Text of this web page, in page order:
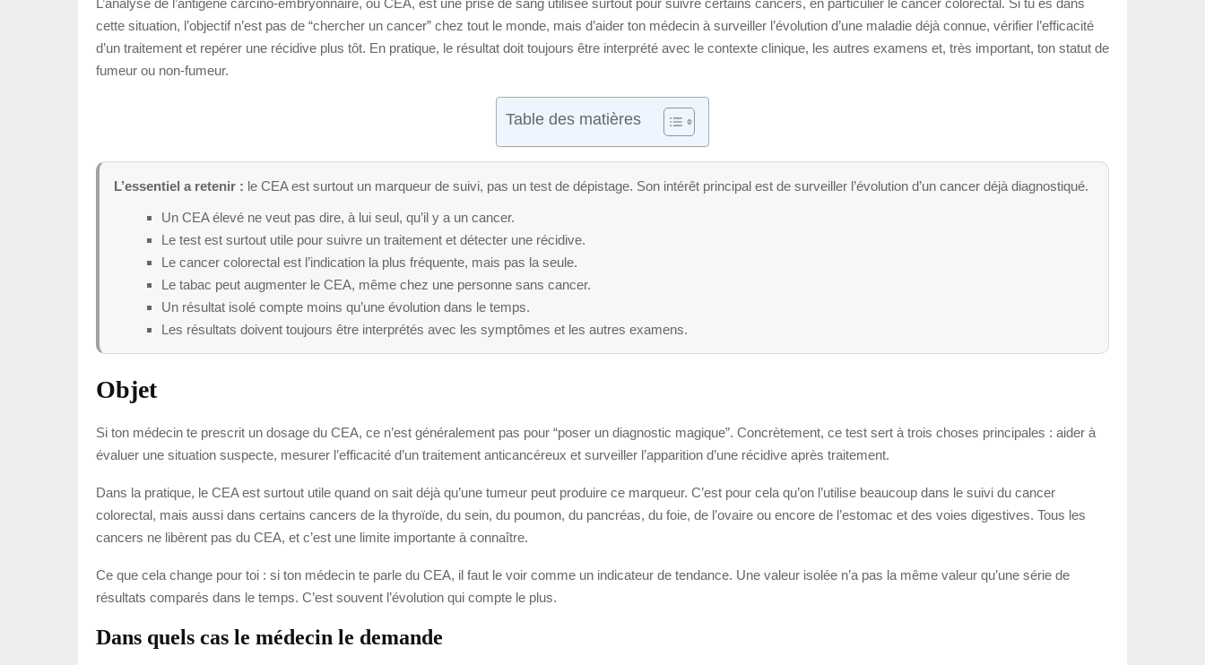
cette situation, l’objectif n’est pas de “chercher un cancer” chez tout le monde, mais d’aider ton médecin à surveiller l’évolution d’une maladie déjà connue, vérifier l’efficacité
d’un traitement et repérer une récidive plus tôt. En pratique, le résultat doit toujours être interprété avec le contexte clinique, les autres examens et, très important, ton statut de
fumeur ou non-fumeur.
Table des matières
L’essentiel a retenir : le CEA est surtout un marqueur de suivi, pas un test de dépistage. Son intérêt principal est de surveiller l’évolution d’un cancer déjà diagnostiqué.
Un CEA élevé ne veut pas dire, à lui seul, qu’il y a un cancer.
Le test est surtout utile pour suivre un traitement et détecter une récidive.
Le cancer colorectal est l’indication la plus fréquente, mais pas la seule.
Le tabac peut augmenter le CEA, même chez une personne sans cancer.
Un résultat isolé compte moins qu’une évolution dans le temps.
Les résultats doivent toujours être interprétés avec les symptômes et les autres examens.
Objet
Si ton médecin te prescrit un dosage du CEA, ce n’est généralement pas pour “poser un diagnostic magique”. Concrètement, ce test sert à trois choses principales : aider à
évaluer une situation suspecte, mesurer l’efficacité d’un traitement anticancéreux et surveiller l’apparition d’une récidive après traitement.
Dans la pratique, le CEA est surtout utile quand on sait déjà qu’une tumeur peut produire ce marqueur. C’est pour cela qu’on l’utilise beaucoup dans le suivi du cancer
colorectal, mais aussi dans certains cancers de la thyroïde, du sein, du poumon, du pancréas, du foie, de l’ovaire ou encore de l’estomac et des voies digestives. Tous les
cancers ne libèrent pas du CEA, et c’est une limite importante à connaître.
Ce que cela change pour toi : si ton médecin te parle du CEA, il faut le voir comme un indicateur de tendance. Une valeur isolée n’a pas la même valeur qu’une série de
résultats comparés dans le temps. C’est souvent l’évolution qui compte le plus.
Dans quels cas le médecin le demande